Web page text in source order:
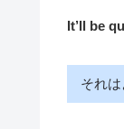
It’ll be
それ